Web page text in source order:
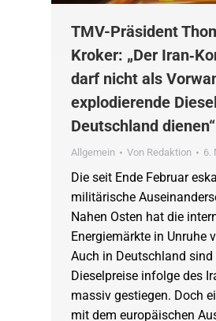
TMV-Präsident
Kroker: „Der
darf nicht als
explodierende
Deutschland
Allgemein Von Redaktion 6.
Die seit Ende Februar
militärische
Nahen Osten hat die
Energiemärkte in Unruhe
Auch in Deutschland sind
Dieselpreise infolge des
massiv gestiegen. Doch
mit dem europäischen